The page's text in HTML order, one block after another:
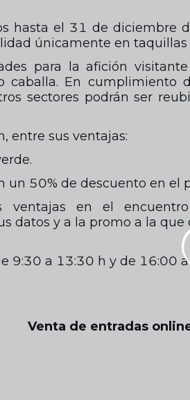
hasta el 31 de
únicamente en
para la afición
caballa. En
sectores podrán ser
entre sus ventajas:
50% de descuento en el
ventajas en el
datos y a la promo a la
9:30 a 13:30 h y de 16:00
Venta de entradas